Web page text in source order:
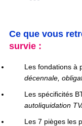
Ce que vous
survie :
Les fondations à
décennale,
Les spécificités
autoliquidation
Les 7 pièges les